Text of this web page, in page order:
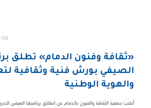
«ثقافة وفنون الدمام» تطلق
الصيفي بورش فنية وثقافية
والهوية الوطنية